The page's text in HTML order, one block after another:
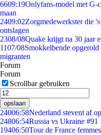
6609:19Onlyfans-model met G-
maan
2409:02Zorgmedewerkster die
ontslagen
2308/08Quake krijgt na 30 jaar
1107/08Smokkelbende
migranten
Forum
Forum
Scrollbar gebruiken
opslaan
24006:58Nederland stevent af
24806:54Russia vs Ukraine #91
19406:50Tour de France